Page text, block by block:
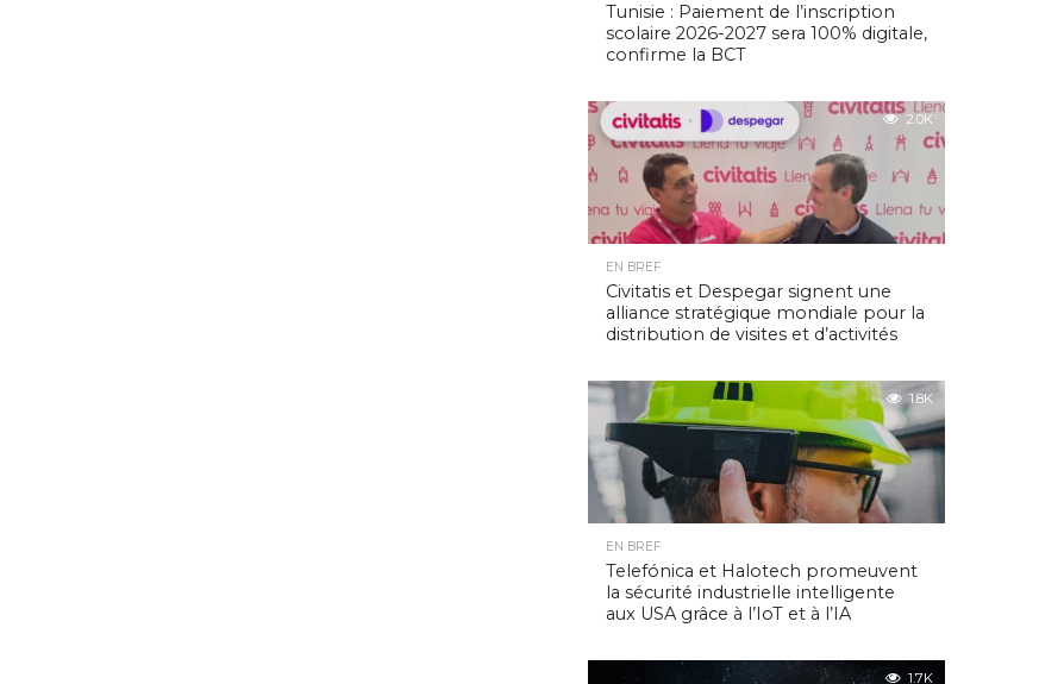
Tunisie : Paiement de l’inscription
scolaire 2026-2027 sera 100% digitale,
confirme la BCT
2.0K
EN BREF
Civitatis et Despegar signent une
alliance stratégique mondiale pour la
distribution de visites et d’activités
1.8K
EN BREF
Telefónica et Halotech promeuvent
la sécurité industrielle intelligente
aux USA grâce à l’IoT et à l’IA
1.7K